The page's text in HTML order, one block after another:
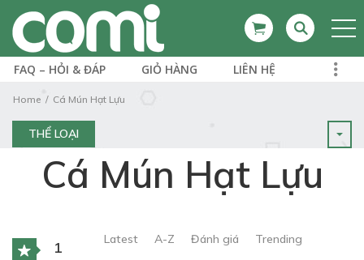
FAQ – HỎI & ĐÁP GIỎ HÀNG LIÊN HỆ
Home Cá Mún Hạt Lựu
THỂ LOẠI
Cá Mún Hạt Lựu
1
Latest A-Z Đánh giá Trending